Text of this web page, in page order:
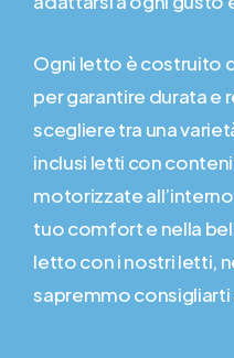
Ogni letto è costruito
per garantire durata e
scegliere tra una
inclusi letti con
motorizzate
tuo comfort e nella
letto con i nostri letti,
sapremmo consigliarti